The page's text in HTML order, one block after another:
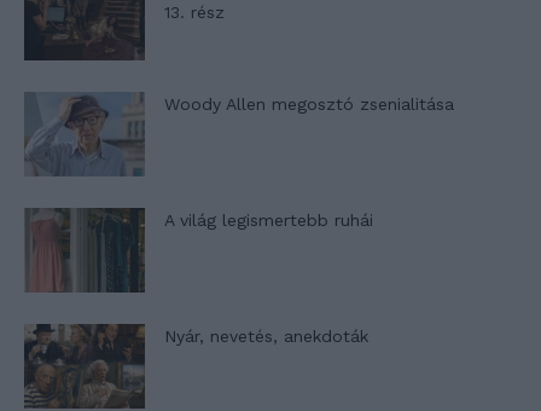
13. rész
Woody Allen megosztó zsenialitása
A világ legismertebb ruhái
Nyár, nevetés, anekdoták